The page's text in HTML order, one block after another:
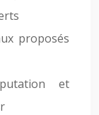
proposés
et